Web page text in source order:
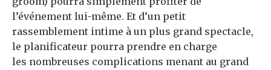
l’événement lui-même. Et d’un petit
rassemblement intime à un plus grand spectacle,
le planificateur pourra prendre en charge
les nombreuses complications menant au grand